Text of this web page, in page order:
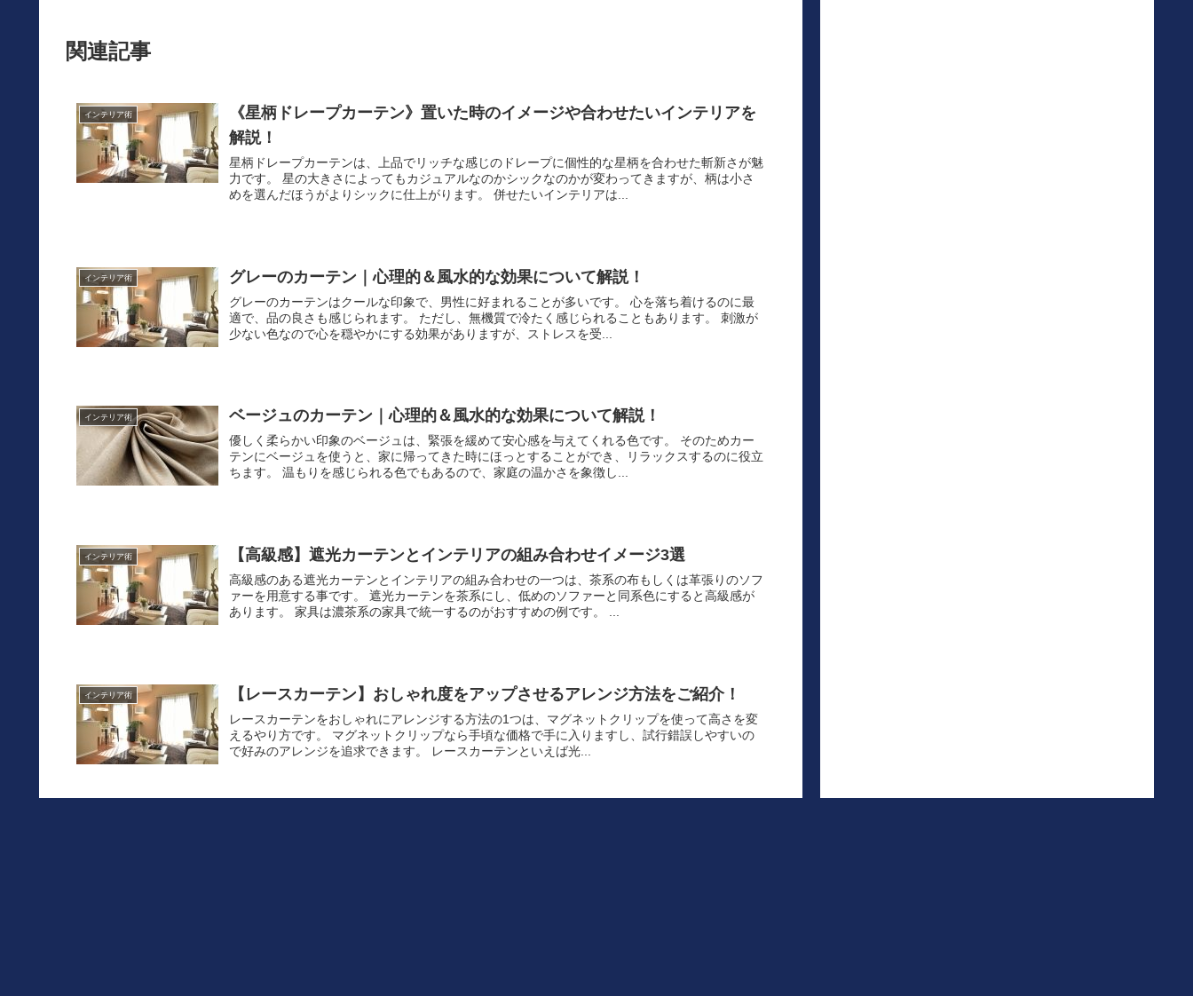
関連記事
インテリア術
《星柄ドレープカーテン》置いた時のイメージや合わせたいインテリアを
解説！
星柄ドレープカーテンは、上品でリッチな感じのドレープに個性的な星柄を合わせた斬新さが魅
力です。 星の大きさによってもカジュアルなのかシックなのかが変わってきますが、柄は小さ
めを選んだほうがよりシックに仕上がります。 併せたいインテリアは...
インテリア術 グレーのカーテン｜心理的＆風水的な効果について解説！
グレーのカーテンはクールな印象で、男性に好まれることが多いです。 心を落ち着けるのに最
適で、品の良さも感じられます。 ただし、無機質で冷たく感じられることもあります。 刺激が
少ない色なので心を穏やかにする効果がありますが、ストレスを受...
インテリア術 ベージュのカーテン｜心理的＆風水的な効果について解説！
優しく柔らかい印象のベージュは、緊張を緩めて安心感を与えてくれる色です。 そのためカー
テンにベージュを使うと、家に帰ってきた時にほっとすることができ、リラックスするのに役立
ちます。 温もりを感じられる色でもあるので、家庭の温かさを象徴し...
インテリア術 【高級感】遮光カーテンとインテリアの組み合わせイメージ3選
高級感のある遮光カーテンとインテリアの組み合わせの一つは、茶系の布もしくは革張りのソフ
ァーを用意する事です。 遮光カーテンを茶系にし、低めのソファーと同系色にすると高級感が
あります。 家具は濃茶系の家具で統一するのがおすすめの例です。 ...
インテリア術 【レースカーテン】おしゃれ度をアップさせるアレンジ方法をご紹介！
レースカーテンをおしゃれにアレンジする方法の1つは、マグネットクリップを使って高さを変
えるやり方です。 マグネットクリップなら手頃な価格で手に入りますし、試行錯誤しやすいの
で好みのアレンジを追求できます。 レースカーテンといえば光...